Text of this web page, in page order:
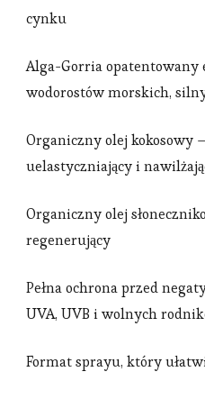
cynku
Alga-Gorria
wodorostów morskich,
Organiczny olej kokosowy
uelastyczniający i
Organiczny olej
regenerujący
Pełna ochrona przed
UVA, UVB i wolnych
Format sprayu, który